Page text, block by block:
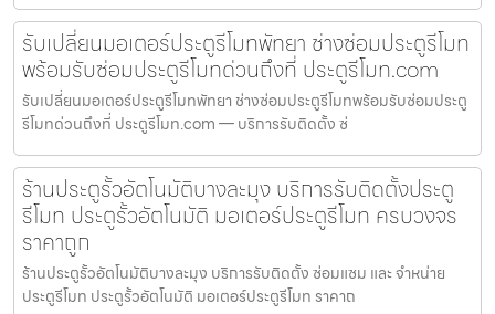
รับเปลี่ยนมอเตอร์ประตูรีโมทพัทยา ช่างซ่อมประตูรีโมท
พร้อมรับซ่อมประตูรีโมทด่วนถึงที่ ประตูรีโมท.com
รับเปลี่ยนมอเตอร์ประตูรีโมทพัทยา ช่างซ่อมประตูรีโมทพร้อมรับซ่อมประตู
รีโมทด่วนถึงที่ ประตูรีโมท.com — บริการรับติดตั้ง ซ่
ร้านประตูรั้วอัตโนมัติบางละมุง บริการรับติดตั้งประตู
รีโมท ประตูรั้วอัตโนมัติ มอเตอร์ประตูรีโมท ครบวงจร
ราคาถูก
ร้านประตูรั้วอัตโนมัติบางละมุง บริการรับติดตั้ง ซ่อมแซม และ จำหน่าย
ประตูรีโมท ประตูรั้วอัตโนมัติ มอเตอร์ประตูรีโมท ราคาถ